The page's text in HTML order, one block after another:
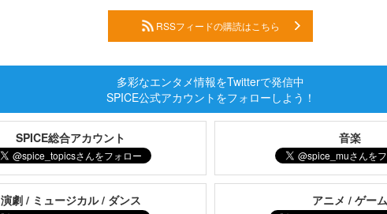
RSSフィードの購読はこちら
多彩なエンタメ情報をTwitterで発信中
SPICE公式アカウントをフォローしよう！
SPICE総合アカウント 音楽
演劇 / ミュージカル / ダンス アニメ / ゲー